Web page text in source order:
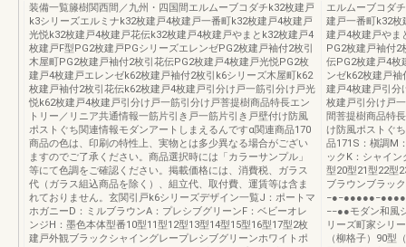
装備一覧籐樹関西間／九州・四国間エルムーブコダチk32枚建戸
k3シリーズエルミナk32枚建戸4枚建戸一番町k32枚建戸4枚建戸
光悦k32枚建戸4枚建戸花伝k32枚建戸4枚建戸やまとk32枚建戸4
枚建戸F型PG2枚建戸PGシリーズエレンゼPG2枚建戸袖付2枚引
木屋町PG2枚建戸袖付2枚引花伝PG2枚建戸4枚建戸光悦PG2枚
建戸4枚建戸エレンゼk62枚建戸袖付2枚引k6シリーズ木屋町k62
枚建戸袖付2枚引花伝k62枚建戸4枚建戸引分け戸一筋引分け戸光
悦k62枚建戸4枚建戸引分け戸一筋引分け戸菩提樹商品特長エン
トリー／リニア共通情報一筋片引き戸一筋片引き戸壁付け防風
ポストぐち関連情報モダンアートしまえるんですα関連商品170
商品の色は、印刷の特性上、実物とは多少異なる場合がござい
ますのでご了承ください。商品選択時には「カラーサンプル」
等にて色調をご確認ください。掲載価格には、消費税、ガラス
代（ガラス組込商品を除く）、組立代、取付費、運賃等は含ま
れておりません。玄関引戸k6シリーズデザイン一覧J：ポートマ
ホガニーD：ミルブラウンA：プレシブグリーンF：ベビーオレ
ンジH：墨色本体型番10型11型12型13型14型15型16型17型2枚
建戸外観ブラックシャイングレープレシブグリーンホワイトポ
エルムーブコダ
建戸一番町k32枚
建戸4枚建戸やま
PG2枚建戸袖付2
伝PG2枚建戸4枚
ンゼk62枚建戸
建戸4枚建戸引分
枚建戸引分け戸
間菩提樹商品特
け防風ポストぐ
品171S：槇調M
ックK：シャイ
型20型21型22型
ブラウンブラッ
−−●●モダン和風
リーズ町家シリ
（柳格子）90型